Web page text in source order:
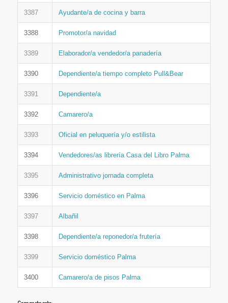
3387 Ayudante/a de cocina y barra
3388 Promotor/a navidad
3389 Elaborador/a vendedor/a panadería
3390 Dependiente/a tiempo completo Pull&Bear
3391 Dependiente/a
3392 Camarero/a
3393 Oficial en peluquería y/o estilista
3394 Vendedores/as librería Casa del Libro Palma
3395 Administrativo jornada completa
3396 Servicio doméstico en Palma
3397 Albañil
3398 Dependiente/a reponedor/a frutería
3399 Servicio doméstico Palma
3400 Camarero/a de pisos Palma